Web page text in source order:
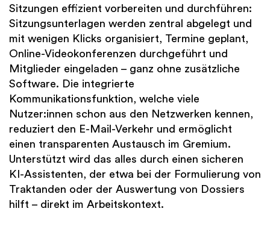
Sitzungen effizient vorbereiten und durchführen:
Sitzungsunterlagen werden zentral abgelegt und
mit wenigen Klicks organisiert, Termine geplant,
Online-Videokonferenzen durchgeführt und
Mitglieder eingeladen – ganz ohne zusätzliche
Software. Die integrierte
Kommunikationsfunktion, welche viele
Nutzer:innen schon aus den Netzwerken kennen,
reduziert den E-Mail-Verkehr und ermöglicht
einen transparenten Austausch im Gremium.
Unterstützt wird das alles durch einen sicheren
KI-Assistenten, der etwa bei der Formulierung von
Traktanden oder der Auswertung von Dossiers
hilft – direkt im Arbeitskontext.